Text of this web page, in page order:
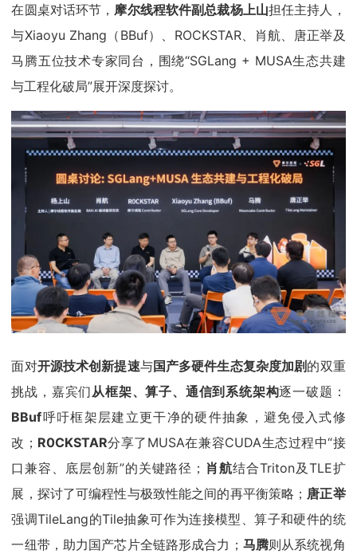
在圆桌对话环节， 摩尔线程软件副总裁杨上山担任主持人，
与Xiaoyu Zhang（BBuf）、ROCKSTAR、肖航、唐正举及
马腾五位技术专家同台，围绕“SGLang + MUSA生态共建
与工程化破局”展开深度探讨。
面对开源技术创新提速与国产多硬件生态复杂度加剧 的双重
挑战，嘉宾们从框架、算子、通信到系统架构逐一破题：
BBuf呼吁框架层建立更干净的硬件抽象，避免侵入式修
改； R0CKSTAR分享了MUSA在兼容CUDA生态过程中“接
口兼容、底层创新”的关键路径； 肖航结合Triton及TLE扩
展，探讨了可编程性与极致性能之间的再平衡策略； 唐正举
强调TileLang的Tile抽象可作为连接模型、算子和硬件的统
一纽带，助力国产芯片全链路形成合力； 马腾则从系统视角